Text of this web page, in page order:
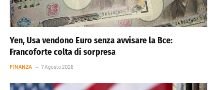
Yen, Usa vendono Euro senza avvisare la Bce:
Francoforte colta di sorpresa
FINANZA 7 Agosto 2026